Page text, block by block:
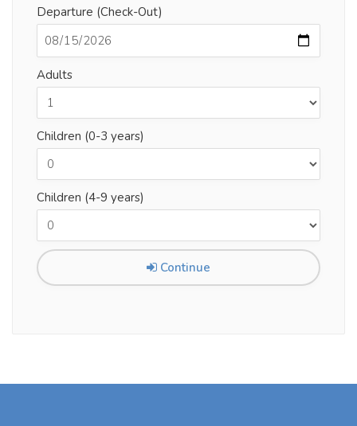
Departure (Check-Out)
Adults
Children (0-3 years)
Children (4-9 years)
Continue